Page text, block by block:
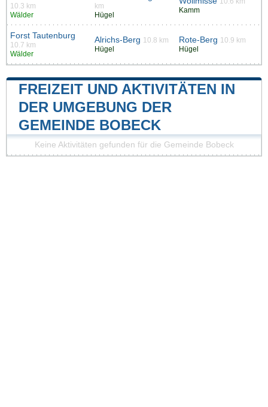
10.3 km
Wälder
km
Hügel
Kamm
Forst Tautenburg
10.7 km
Wälder
Alrichs-Berg 10.8 km
Hügel
Rote-Berg 10.9 km
Hügel
FREIZEIT UND AKTIVITÄTEN IN
DER UMGEBUNG DER
GEMEINDE BOBECK
Keine Aktivitäten gefunden für die Gemeinde Bobeck